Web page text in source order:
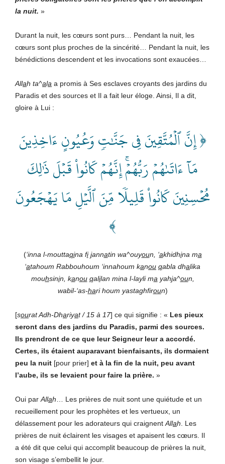
la nuit. »
Durant la nuit, les cœurs sont purs… Pendant la nuit, les
cœurs sont plus proches de la sincérité… Pendant la nuit, les
bénédictions descendent et les invocations sont exaucées…
Allah ta^ala a promis à Ses esclaves croyants des jardins du
Paradis et des sources et Il a fait leur éloge. Ainsi, Il a dit,
gloire à Lui :
﴿ إِنَّ ٱلۡمُتَّقِينَ فِي جَنَّٰتٖ وَعُيُونٍ ءَاخِذِينَ
مَآ ءَاتَىٰهُمۡ رَبُّهُمۡۚ إِنَّهُمۡ كَانُواْ قَبۡلَ ذَٰلِكَ
مُحۡسِنِينَ كَانُواْ قَلِيلٗا مِّنَ ٱلَّيۡلِ مَا يَهۡجَعُونَ
﴾
(‘inna l-mouttaqina fi jannatin wa^ouyoun, ‘akhidhina ma
‘atahoum Rabbouhoum ‘innahoum kanou qabla dhalika
mouhsinin, kanou qalilan mina l-layli ma yahja^oun,
wabil-‘as-hari houm yastaghfiroun)
[souratAdh-Dhariyat / 15 à 17] ce qui signifie : « Les pieux
seront dans des jardins du Paradis, parmi des sources.
Ils prendront de ce que leur Seigneur leur a accordé.
Certes, ils étaient auparavant bienfaisants, ils dormaient
peu la nuit [pour prier] et à la fin de la nuit, peu avant
l’aube, ils se levaient pourfaire la prière. »
Oui par Allah … Les prières de nuit sont une quiétude et un
recueillement pour les prophètes et les vertueux, un
délassement pour les adorateurs qui craignent Allah . Les
prières de nuit éclairent les visages et apaisent les cœurs. Il
a été dit que celui qui accomplit beaucoup de prières la nuit,
son visage s’embellit le jour.